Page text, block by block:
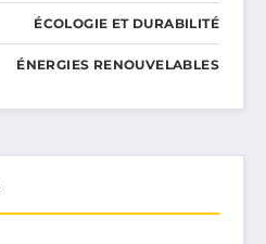
ÉCOLOGIE ET DURABILITÉ
ÉNERGIES RENOUVELABLES